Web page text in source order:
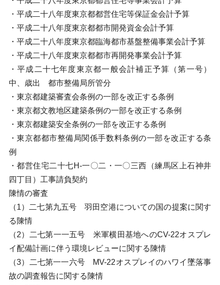
・平成二十八年度東京都都営住宅等保証金会計予算
・平成二十八年度東京都都市開発資金会計予算
・平成二十八年度東京都臨海都市基盤整備事業会計予算
・平成二十八年度東京都都市再開発事業会計予算
・平成二十七年度東京都一般会計補正予算（第一号）
中、歳出 都市整備局所管分
・東京都建築審査会条例の一部を改正する条例
・東京都文教地区建築条例の一部を改正する条例
・東京都建築安全条例の一部を改正する条例
・東京都都市整備局関係手数料条例の一部を改正する条
例
・都営住宅二十七H-一〇二・一〇三西（練馬区上石神井
四丁目）工事請負契約
陳情の審査
（1）二七第九五号 羽田空港についての国の提案に関す
る陳情
（2）二七第一一五号 米軍横田基地へのCV-22オスプレ
イ配備計画に伴う環境レビューに関する陳情
（3）二七第一一六号 MV-22オスプレイのハワイ墜落事
故の調査報告に関する陳情